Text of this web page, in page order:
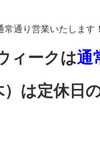
通り営業いたします！
ィークは通
は定休日